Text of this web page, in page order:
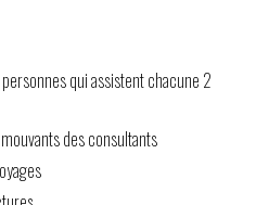
qui assistent chacune 2
des consultants